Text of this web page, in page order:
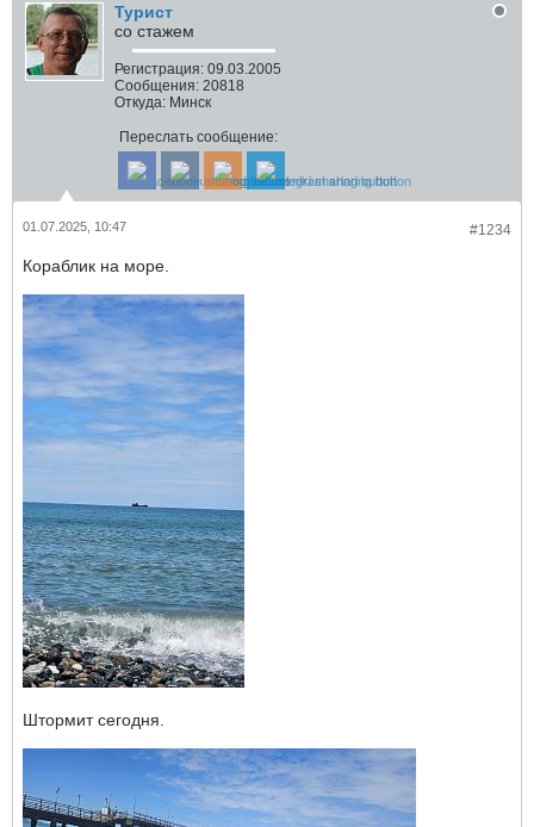
Турист
со стажем
Регистрация: 09.03.2005
Сообщения: 20818
Откуда: Минск
Переслать сообщение:
#1234
01.07.2025, 10:47
Кораблик на море.
Штормит сегодня.